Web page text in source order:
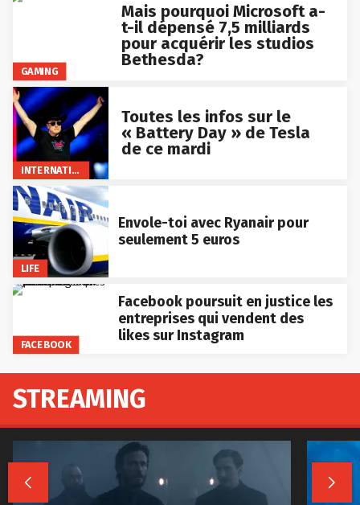
GAMING
Mais pourquoi Microsoft a-
t-il dépensé 7,5 milliards
pour acquérir les studios
Bethesda?
INTERNATIONAL
Toutes les infos sur le
« Battery Day » de Tesla
de ce mardi
LIFE
Envole-toi avec Ryanair pour
seulement 5 euros
FACEBOOK
Facebook poursuit en justice les
entreprises qui vendent des
likes sur Instagram
STREAMING
 